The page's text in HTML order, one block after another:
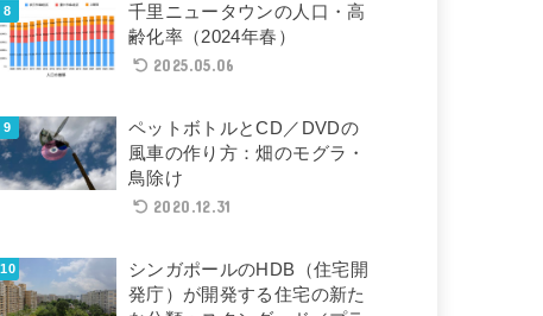
千里ニュータウンの人口・高
齢化率（2024年春）
2025.05.06
ペットボトルとCD／DVDの
風車の作り方：畑のモグラ・
鳥除け
2020.12.31
シンガポールのHDB（住宅開
発庁）が開発する住宅の新た